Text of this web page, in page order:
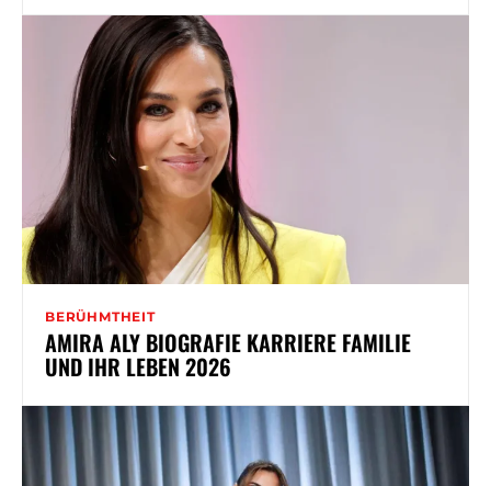
BERÜHMTHEIT
AMIRA ALY BIOGRAFIE KARRIERE FAMILIE
UND IHR LEBEN 2026